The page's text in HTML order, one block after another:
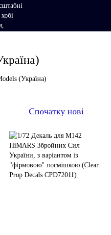
Спочатку нові